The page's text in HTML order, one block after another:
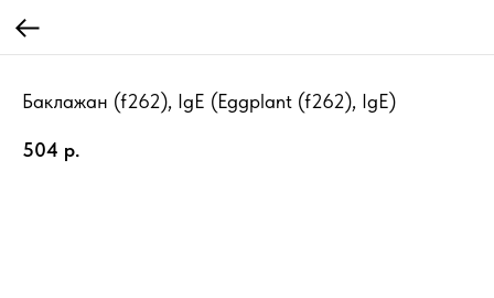
Баклажан (f262), IgE (Eggplant (f262), IgE)
504 р.